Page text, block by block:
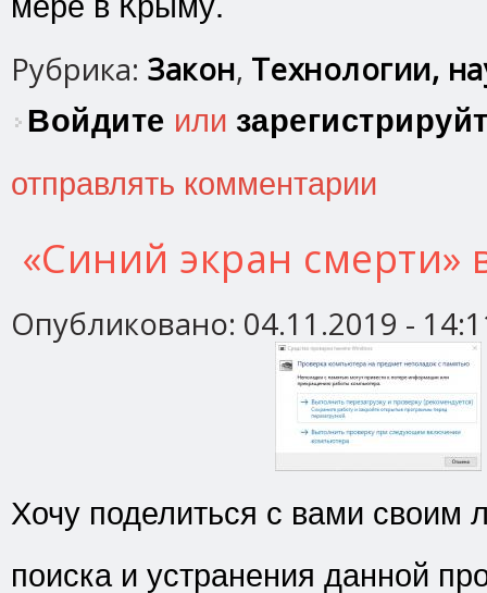
Рубрика: Закон, Технологии,
Войдите или
отправлять комментарии
«Синий экран смерти»
Опубликовано: 04.11.2019 -
Хочу поделиться с вами
поиска и устранения данной